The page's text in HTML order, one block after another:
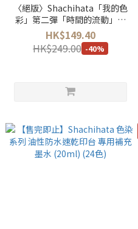
〈絕版〉Shachihata「我的色
彩」第二彈「時間的流動」限
量手工混色漸變印台（四款可
選）
HK$149.40
HK$249.00 -40%